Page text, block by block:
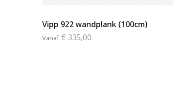
Vipp 922 wandplank (100cm)
Vanaf € 335,00